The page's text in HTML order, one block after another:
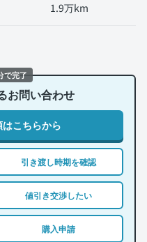
1.9万km
お問い合わせ
こちらから
引き渡し時期を確認
値引き交渉したい
購入申請
で完了